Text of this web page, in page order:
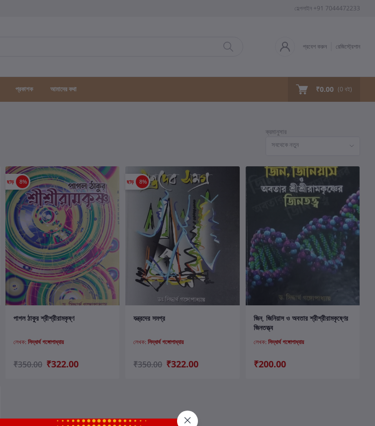
হেল্পলাইন +91 7044472233
প্রবেশ করুন রেজিস্ট্রেশান
প্রকাশক আমাদের কথা ₹0.00 (0 বই)
ক্রমানুসার
সবথেকে নতুন
ছাড় 8%
কার্টে যোগ করুন
পাগল ঠাকুর শ্রীশ্রীরামকৃষ্ণ
লেখক: সিদ্ধার্থ গঙ্গোপাধ্যায়
₹350.00 ₹322.00
ছাড় 8%
যন্ত্রদের সমগ্র
লেখক:সিদ্ধার্থ গঙ্গোপাধ্যায়
₹350.00 ₹322.00
কার্টে যোগ করুন
জিন, জিনিয়াস ও অবতার শ্রীশ্রীরামকৃষ্ণের
জিনতত্ত্ব
লেখক: সিদ্ধার্থ গঙ্গোপাধ্যায়
₹200.00